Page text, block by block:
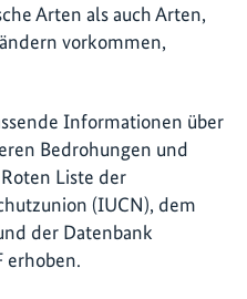
Arten als auch Arten,
vorkommen,
Informationen über
Bedrohungen und
Liste der
(IUCN), dem
der Datenbank
erhoben.